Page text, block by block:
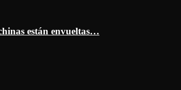
están envueltas…